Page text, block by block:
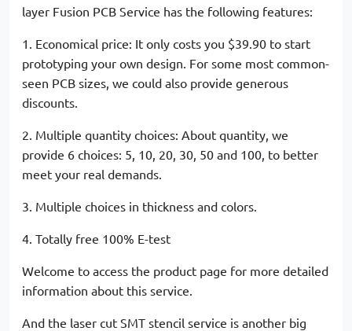
layer Fusion PCB Service has the following features:
1. Economical price: It only costs you $39.90 to start
prototyping your own design. For some most common-
seen PCB sizes, we could also provide generous
discounts.
2. Multiple quantity choices: About quantity, we
provide 6 choices: 5, 10, 20, 30, 50 and 100, to better
meet your real demands.
3. Multiple choices in thickness and colors.
4. Totally free 100% E-test
Welcome to access the product page for more detailed
information about this service.
And the laser cut SMT stencil service is another big